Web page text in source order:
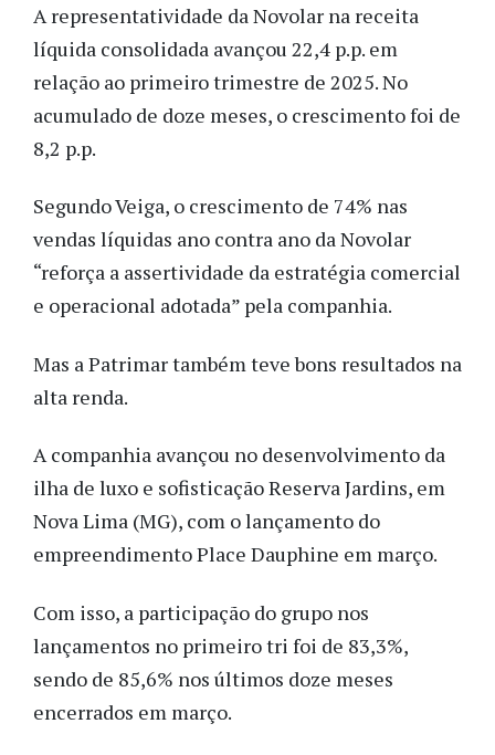
A representatividade da Novolar na receita
líquida consolidada avançou 22,4 p.p. em
relação ao primeiro trimestre de 2025. No
acumulado de doze meses, o crescimento foi de
8,2 p.p.
Segundo Veiga, o crescimento de 74% nas
vendas líquidas ano contra ano da Novolar
“reforça a assertividade da estratégia comercial
e operacional adotada” pela companhia.
Mas a Patrimar também teve bons resultados na
alta renda.
A companhia avançou no desenvolvimento da
ilha de luxo e sofisticação Reserva Jardins, em
Nova Lima (MG), com o lançamento do
empreendimento Place Dauphine em março.
Com isso, a participação do grupo nos
lançamentos no primeiro tri foi de 83,3%,
sendo de 85,6% nos últimos doze meses
encerrados em março.